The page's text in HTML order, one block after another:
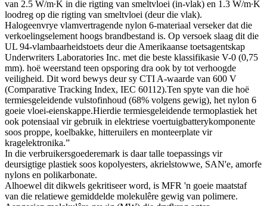
van 2.5 W/m∙K in die rigting van smeltvloei (in-vlak) en 1.3 W/m∙K
loodreg op die rigting van smeltvloei (deur die vlak).
Halogeenvrye vlamvertragende nylon 6-materiaal verseker dat die
verkoelingselement hoogs brandbestand is. Op versoek slaag dit die
UL 94-vlambaarheidstoets deur die Amerikaanse toetsagentskap
Underwriters Laboratories Inc. met die beste klassifikasie V-0 (0,75
mm). hoë weerstand teen opsporing dra ook by tot verhoogde
veiligheid. Dit word bewys deur sy CTI A-waarde van 600 V
(Comparative Tracking Index, IEC 60112).Ten spyte van die hoë
termiesgeleidende vulstofinhoud (68% volgens gewig), het nylon 6
goeie vloei-eienskappe.Hierdie termiesgeleidende termoplastiek het
ook potensiaal vir gebruik in elektriese voertuigbatterykomponente
soos proppe, koelbakke, hitteruilers en monteerplate vir
kragelektronika.”
In die verbruikersgoederemark is daar talle toepassings vir
deursigtige plastiek soos kopolyesters, akrielstowwe, SAN'e, amorfe
nylons en polikarbonate.
Alhoewel dit dikwels gekritiseer word, is MFR 'n goeie maatstaf
van die relatiewe gemiddelde molekulêre gewig van polimere.